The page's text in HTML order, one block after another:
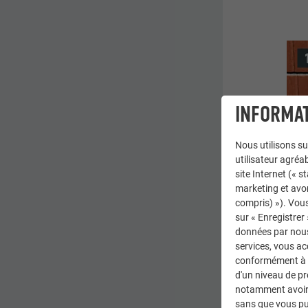
Nous utilisons
utilisateur
site Internet («
marketing et
compris) »).
sur « Enregistrer
données par
services, vous
conformément à
d'un niveau de
notamment
sans que vous